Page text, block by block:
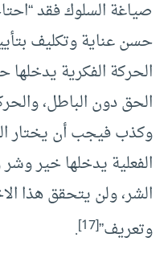
صياغة السلوك فقد
حسن عناية وتكليف
الحركة الفكرية
الحق دون الباطل،
وكذب فيجب أن يختار
الفعلية يدخلها خير
الشر، ولن يتحقق هذا
وتعريف”[17]
.